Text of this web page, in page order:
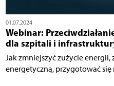
01.07.2024
Webinar:
dla szpitali i
Jak zmniejszyć zużycie
energetyczną, przygotować się